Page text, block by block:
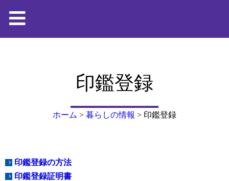
印鑑登録
ホーム > 暮らしの情報 > 印鑑登録
印鑑登録の方法
印鑑登録証明書